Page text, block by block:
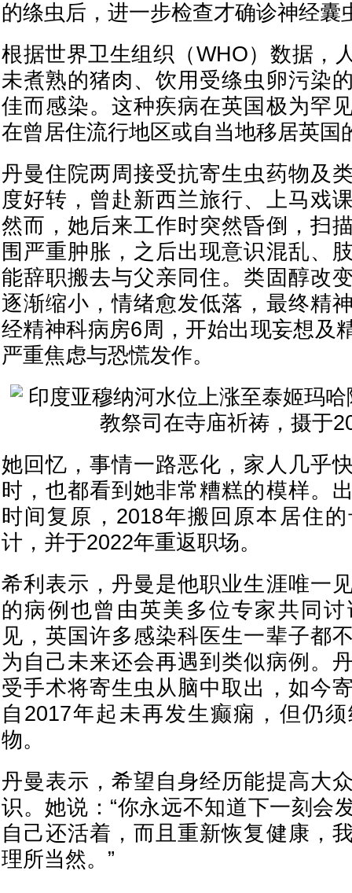
的绦虫后，进一步检查才确诊神经囊
根据世界卫生组织（WHO）数据，
未煮熟的猪肉、饮用受绦虫卵污染
佳而感染。这种疾病在英国极为罕
在曾居住流行地区或自当地移居英国
丹曼住院两周接受抗寄生虫药物及
度好转，曾赴新西兰旅行、上马戏
然而，她后来工作时突然昏倒，扫
围严重肿胀，之后出现意识混乱、
能辞职搬去与父亲同住。类固醇改
逐渐缩小，情绪愈发低落，最终精
经精神科病房6周，开始出现妄想及
严重焦虑与恐慌发作。
她回忆，事情一路恶化，家人几乎
时，也都看到她非常糟糕的模样。
时间复原，2018年搬回原本居住
计，并于2022年重返职场。
希利表示，丹曼是他职业生涯唯一
的病例也曾由英美多位专家共同
见，英国许多感染科医生一辈子都
为自己未来还会再遇到类似病例。
受手术将寄生虫从脑中取出，如今
自2017年起未再发生癫痫，但仍
物。
丹曼表示，希望自身经历能提高大
识。她说：“你永远不知道下一刻会
自己还活着，而且重新恢复健康，
理所当然。”